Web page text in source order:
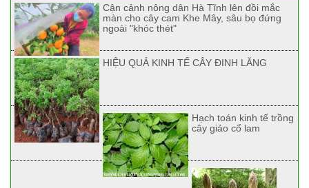
Cận cảnh nông dân Hà Tĩnh lên đồi mắc
màn cho cây cam Khe Mây, sâu bọ đứng
ngoài "khóc thét"
HIỆU QUẢ KINH TẾ CÂY ĐINH LĂNG
Hạch toán kinh tế trồng
cây giảo cổ lam